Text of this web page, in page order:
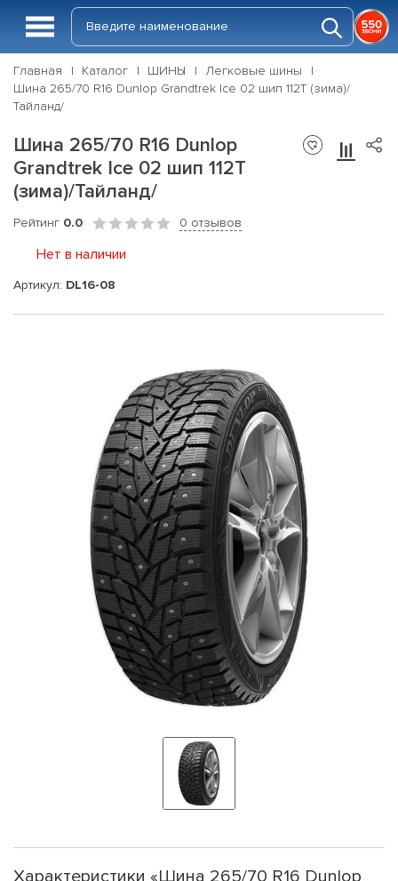
Главная Каталог ШИНЫ
Легковые шины
Шина 265/70 R16 Dunlop Grandtrek Ice 02 шип 112T (зима)/
Тайланд/
Шина 265/70 R16 Dunlop
Grandtrek Ice 02 шип 112T
(зима)/Тайланд/
Рейтинг 0.0 0 отзывов
Нет в наличии
Артикул: DL16-08
Характеристики «Шина 265/70 R16 Dunlop